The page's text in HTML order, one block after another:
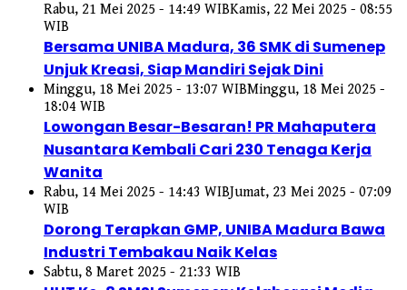
Rabu, 21 Mei 2025 - 14:49 WIBKamis, 22 Mei 2025 - 08:55
WIB
Bersama UNIBA Madura, 36 SMK di Sumenep
Unjuk Kreasi, Siap Mandiri Sejak Dini
Minggu, 18 Mei 2025 - 13:07 WIBMinggu, 18 Mei 2025 -
18:04 WIB
Lowongan Besar-Besaran! PR Mahaputera
Nusantara Kembali Cari 230 Tenaga Kerja
Wanita
Rabu, 14 Mei 2025 - 14:43 WIBJumat, 23 Mei 2025 - 07:09
WIB
Dorong Terapkan GMP, UNIBA Madura Bawa
Industri Tembakau Naik Kelas
Sabtu, 8 Maret 2025 - 21:33 WIB